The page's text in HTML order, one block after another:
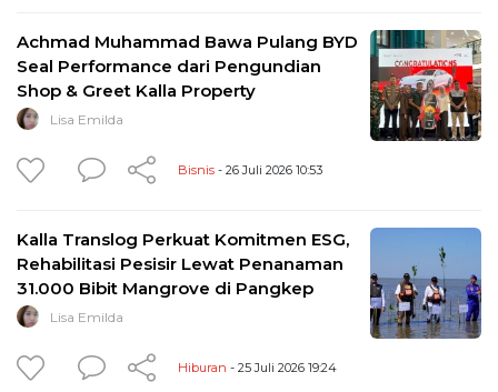
Achmad Muhammad Bawa Pulang BYD
Seal Performance dari Pengundian
Shop & Greet Kalla Property
Lisa Emilda
Bisnis - 26 Juli 2026 10:53
Kalla Translog Perkuat Komitmen ESG,
Rehabilitasi Pesisir Lewat Penanaman
31.000 Bibit Mangrove di Pangkep
Lisa Emilda
Hiburan - 25 Juli 2026 19:24